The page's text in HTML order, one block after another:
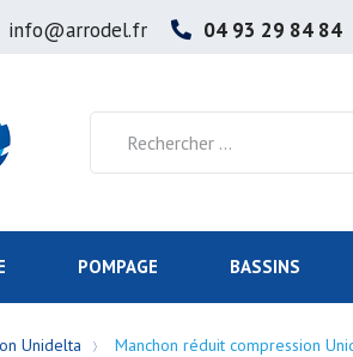
info@arrodel.fr 04 93 29 84 84
POMPAGE BASSINS
Unidelta Manchon réduit compression